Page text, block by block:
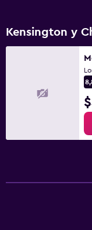
Kensington y